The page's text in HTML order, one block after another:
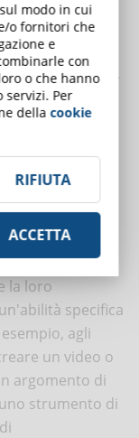
di lezione
di impostare il
di materiali didattici.
esperienze di
si adattano alle
per
la loro
specifica
agli
un video o
argomento di
strumento di
modo in cui
o fornitori che
e
con
o che hanno
servizi. Per
dellacookie
RIFIUTA
ACCETTA